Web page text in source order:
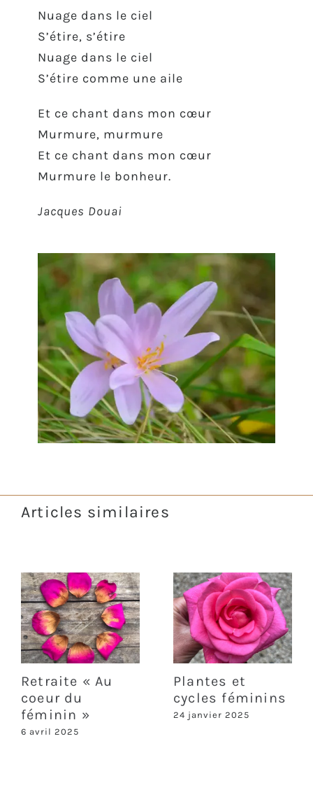
Nuage dans le ciel
S’étire, s’étire
Nuage dans le ciel
S’étire comme une aile
Et ce chant dans mon cœur
Murmure, murmure
Et ce chant dans mon cœur
Murmure le bonheur.
Jacques Douai
Articles similaires
Retraite « Au
coeur du
féminin »
6 avril 2025
Plantes et
cycles féminins
24 janvier 2025